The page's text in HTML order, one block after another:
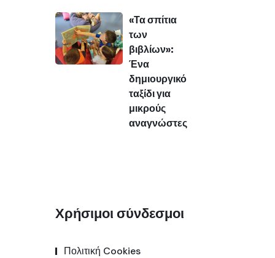
«Τα σπίτια
των
βιβλίων»:
Ένα
δημιουργικό
ταξίδι για
μικρούς
αναγνώστες
Χρήσιμοι σύνδεσμοι
Πολιτική Cookies